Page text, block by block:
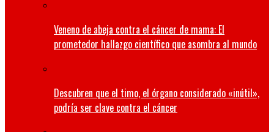
Veneno de abeja contra el cáncer de mama: El
prometedor hallazgo científico que asombra al mundo
Descubren que el timo, el órgano considerado «inútil»,
podría ser clave contra el cáncer